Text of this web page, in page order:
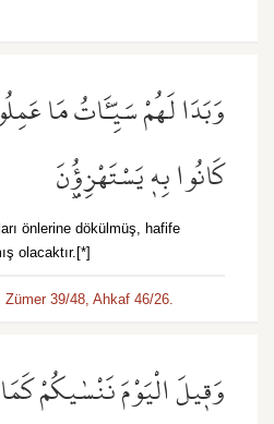
وَبَدَا لَهُمْ سَيِّـَٔاتُ مَا
كَانُوا بِه۪ يَسْتَهْزِؤُ۫نَ
önlerine dökülmüş, hafife
olacaktır.[*]
Zümer 39/48, Ahkaf 46/26.
وَق۪يلَ الْيَوْمَ نَنْسٰيكُمْ